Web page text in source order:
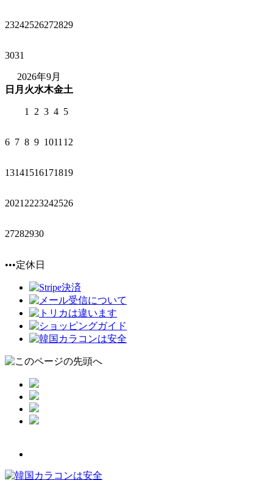
23242526272829
3031
2026年9月
日 月 火水木金土
1 2 3 4 5
6 7 8 9 1011 12
13141516171819
2021 2223242526
27282930
•••定休日